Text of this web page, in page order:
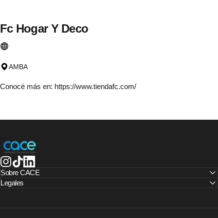
Fc Hogar Y Deco
AMBA
Conocé más en: https://www.tiendafc.com/
CACE | Cámara Argentina de Comercio Electrónico
Instagram
TikTokLinkedIn
Sobre CACE
Legales